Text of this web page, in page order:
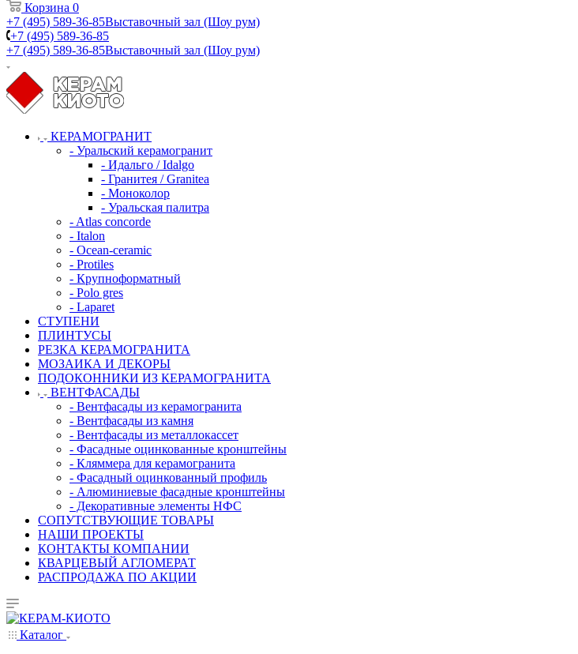
Корзина 0
+7 (495) 589-36-85Выставочный зал (Шоу рум)
+7 (495) 589-36-85
+7 (495) 589-36-85Выставочный зал (Шоу рум)
КЕРАМОГРАНИТ
- Уральский керамогранит
- Идальго / Idalgo
- Гранитея / Granitea
- Моноколор
- Уральская палитра
- Atlas concorde
- Italon
- Ocean-ceramic
- Protiles
- Крупноформатный
- Polo gres
- Laparet
СТУПЕНИ
ПЛИНТУСЫ
РЕЗКА КЕРАМОГРАНИТА
МОЗАИКА И ДЕКОРЫ
ПОДОКОННИКИ ИЗ КЕРАМОГРАНИТА
ВЕНТФАСАДЫ
- Вентфасады из керамогранита
- Вентфасады из камня
- Вентфасады из металлокассет
- Фасадные оцинкованные кронштейны
- Кляммера для керамогранита
- Фасадный оцинкованный профиль
- Алюминиевые фасадные кронштейны
- Декоративные элементы НФС
СОПУТСТВУЮЩИЕ ТОВАРЫ
НАШИ ПРОЕКТЫ
КОНТАКТЫ КОМПАНИИ
КВАРЦЕВЫЙ АГЛОМЕРАТ
РАСПРОДАЖА ПО АКЦИИ
Каталог